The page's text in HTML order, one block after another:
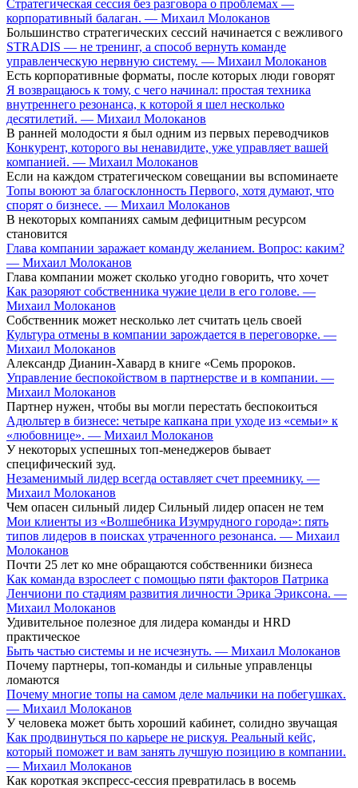
Стратегическая сессия без разговора о проблемах —
корпоративный балаган. — Михаил Молоканов
Большинство стратегических сессий начинается с вежливого
STRADIS — не тренинг, а способ вернуть команде
управленческую нервную систему. — Михаил Молоканов
Есть корпоративные форматы, после которых люди говорят
Я возвращаюсь к тому, с чего начинал: простая техника
внутреннего резонанса, к которой я шел несколько
десятилетий. — Михаил Молоканов
В ранней молодости я был одним из первых переводчиков
Конкурент, которого вы ненавидите, уже управляет вашей
компанией. — Михаил Молоканов
Если на каждом стратегическом совещании вы вспоминаете
Топы воюют за благосклонность Первого, хотя думают, что
спорят о бизнесе. — Михаил Молоканов
В некоторых компаниях самым дефицитным ресурсом
становится
Глава компании заражает команду желанием. Вопрос: каким?
— Михаил Молоканов
Глава компании может сколько угодно говорить, что хочет
Как разоряют собственника чужие цели в его голове. —
Михаил Молоканов
Собственник может несколько лет считать цель своей
Культура отмены в компании зарождается в переговорке. —
Михаил Молоканов
Александр Дианин-Хавард в книге «Семь пророков.
Управление беспокойством в партнерстве и в компании. —
Михаил Молоканов
Партнер нужен, чтобы вы могли перестать беспокоиться
Адюльтер в бизнесе: четыре капкана при уходе из «семьи» к
«любовнице». — Михаил Молоканов
У некоторых успешных топ-менеджеров бывает
специфический зуд.
Незаменимый лидер всегда оставляет счет преемнику. —
Михаил Молоканов
Чем опасен сильный лидер Сильный лидер опасен не тем
Мои клиенты из «Волшебника Изумрудного города»: пять
типов лидеров в поисках утраченного резонанса. — Михаил
Молоканов
Почти 25 лет ко мне обращаются собственники бизнеса
Как команда взрослеет с помощью пяти факторов Патрика
Ленчиони по стадиям развития личности Эрика Эриксона. —
Михаил Молоканов
Удивительное полезное для лидера команды и HRD
практическое
Быть частью системы и не исчезнуть. — Михаил Молоканов
Почему партнеры, топ-команды и сильные управленцы
ломаются
Почему многие топы на самом деле мальчики на побегушках.
— Михаил Молоканов
У человека может быть хороший кабинет, солидно звучащая
Как продвинуться по карьере не рискуя. Реальный кейс,
который поможет и вам занять лучшую позицию в компании.
— Михаил Молоканов
Как короткая экспресс-сессия превратилась в восемь